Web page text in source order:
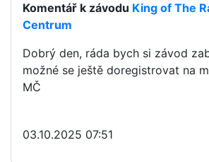
Komentář k závodu King of The
Centrum
Dobrý den, ráda bych si závod
možné se ještě doregistrovat na
MČ
03.10.2025 07:51